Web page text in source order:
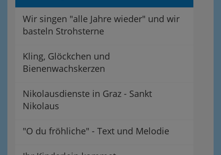
Wir singen "alle Jahre wieder" und wir
basteln Strohsterne
Kling, Glöckchen und
Bienenwachskerzen
Nikolausdienste in Graz - Sankt
Nikolaus
"O du fröhliche" - Text und Melodie